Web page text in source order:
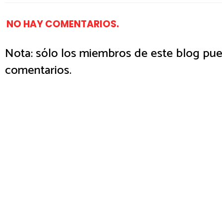
NO HAY COMENTARIOS.
Nota: sólo los miembros de este blog
comentarios.